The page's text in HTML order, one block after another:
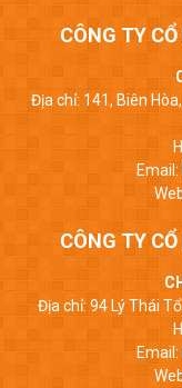
CÔNG TY
Địa chỉ: 141, Biên
CÔNG TY
Địa chỉ: 94 Lý Thái